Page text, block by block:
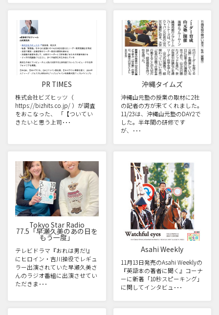
PR TIMES
株式会社ビズヒッツ（
https://bizhits.co.jp/ ）が調査
をおこなった、 「【ついてい
きたいと思う上司･･･
沖縄タイムズ
沖縄山元塾の授業の取材に2社
の記者の方が来てくれました。
11/23は、沖縄山元塾のDAY2で
した。半年間の研修です
が、･･･
Tokyo Star Radio
77.5「早瀬久美のあの日を
もう一度」
テレビドラマ『おれは男だ!』
にヒロイン・吉川操役でレギュ
ラー出演されていた早瀬久美さ
んのラジオ番組に出演させてい
ただきま･･･
Asahi Weekly
11月13日発売のAsahi Weeklyの
『英語本の著者に聞く』コーナ
ーに新著「10秒スピーキング」
に関してインタビュ･･･